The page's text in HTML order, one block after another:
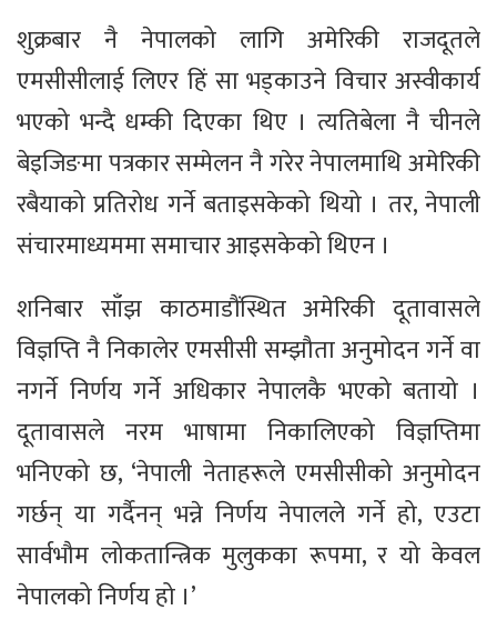
शुक्रबार नै नेपालको लागि अमेरिकी राजदूतले
एमसीसीलाई लिएर हिं सा भड्काउने विचार अस्वीकार्य
भएको भन्दै धम्की दिएका थिए । त्यतिबेला नै चीनले
बेइजिङमा पत्रकार सम्मेलन नै गरेर नेपालमाथि अमेरिकी
रबैयाको प्रतिरोध गर्ने बताइसकेको थियो । तर, नेपाली
संचारमाध्यममा समाचार आइसकेको थिएन ।
शनिबार साँझ काठमाडौंस्थित अमेरिकी दूतावासले
विज्ञप्ति नै निकालेर एमसीसी सम्झौता अनुमोदन गर्ने वा
नगर्ने निर्णय गर्ने अधिकार नेपालकै भएको बतायो ।
दूतावासले नरम भाषामा निकालिएको विज्ञप्तिमा
भनिएको छ, ‘नेपाली नेताहरूले एमसीसीको अनुमोदन
गर्छन् या गर्दैनन् भन्ने निर्णय नेपालले गर्ने हो, एउटा
सार्वभौम लोकतान्त्रिक मुलुकका रूपमा, र यो केवल
नेपालको निर्णय हो ।’